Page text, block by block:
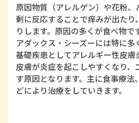
原因物質（アレルゲン）や花粉
剰に反応することで痒みが出たり
りします。原因の多くが食べ物で
アダックス・シーズーには特に多
基礎疾患としてアレルギー性皮膚
皮膚が炎症を起こしやすくなり、
す原因となります。主に食事療法
どにより治療をしていきます。